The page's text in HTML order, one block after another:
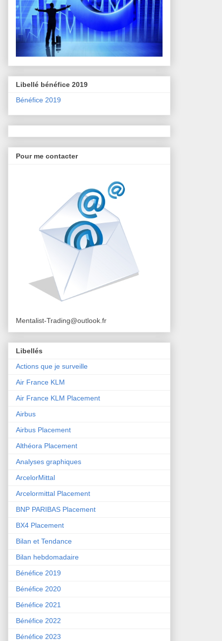
Libellé bénéfice 2019
Bénéfice 2019
Pour me contacter
Mentalist-Trading@outlook.fr
Libellés
Actions que je surveille
Air France KLM
Air France KLM Placement
Airbus
Airbus Placement
Althéora Placement
Analyses graphiques
ArcelorMittal
Arcelormittal Placement
BNP PARIBAS Placement
BX4 Placement
Bilan et Tendance
Bilan hebdomadaire
Bénéfice 2019
Bénéfice 2020
Bénéfice 2021
Bénéfice 2022
Bénéfice 2023